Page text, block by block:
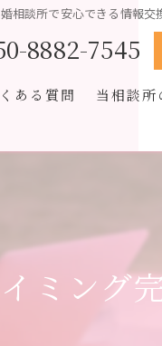
相談所で安心できる情報交
8882-7545
ある質問 当相談所
男性
オンライン
再婚
ミング